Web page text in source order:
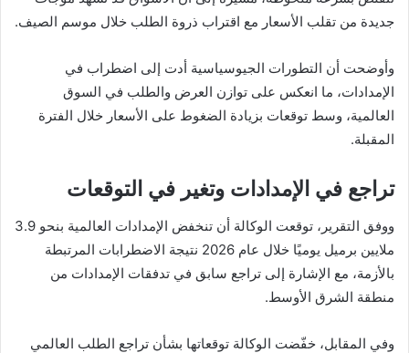
جديدة من تقلب الأسعار مع اقتراب ذروة الطلب خلال موسم الصيف.
وأوضحت أن التطورات الجيوسياسية أدت إلى اضطراب في
الإمدادات، ما انعكس على توازن العرض والطلب في السوق
العالمية، وسط توقعات بزيادة الضغوط على الأسعار خلال الفترة
المقبلة.
تراجع في الإمدادات وتغير في التوقعات
ووفق التقرير، توقعت الوكالة أن تنخفض الإمدادات العالمية بنحو 3.9
ملايين برميل يوميًا خلال عام 2026 نتيجة الاضطرابات المرتبطة
بالأزمة، مع الإشارة إلى تراجع سابق في تدفقات الإمدادات من
منطقة الشرق الأوسط.
وفي المقابل، خفّضت الوكالة توقعاتها بشأن تراجع الطلب العالمي